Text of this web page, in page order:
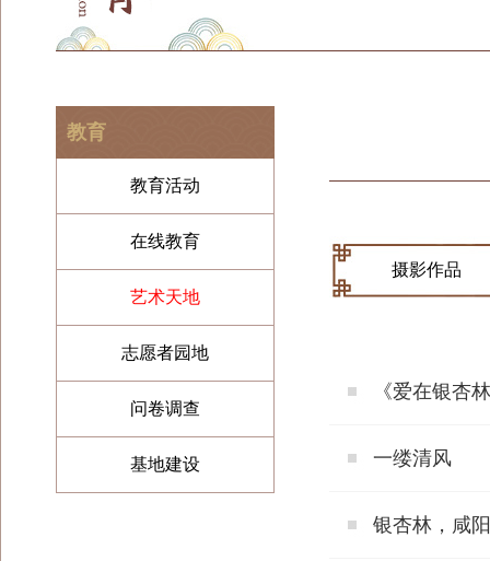
教育
教育活动
在线教育
艺术天地
志愿者园地
问卷调查
基地建设
摄影作品
《爱在银杏
一缕清风
银杏林，咸